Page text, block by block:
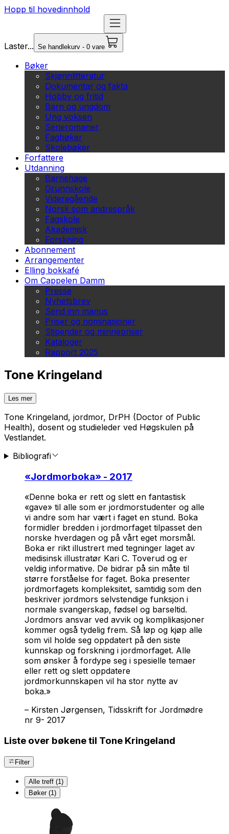
Hopp til hovedinnhold
Laster... Se handlekurv - 0 vare
Bøker
Skjønnlitteratur
Dokumentar og fakta
Hobby og fritid
Barn og ungdom
Ung voksen
Serieromaner
Fagbøker
Skolebøker
Forfattere
Utdanning
Barnehage
Grunnskole
Videregående
Norsk som andrespråk
Fagskole
Akademisk
Forskning
Abonnement
Arrangementer
Elling bokkafé
Om Cappelen Damm
Presse
Nyhetsbrev
Send inn manus
Priser og nominasjoner
Stipender og minnepriser
Kataloger
Rapport 2025
Tone Kringeland
Les mer
Tone Kringeland, jordmor, DrPH (Doctor of Public
Health), dosent og studieleder ved Høgskulen på
Vestlandet.
Bibliografi
«Jordmorboka» - 2017
«Denne boka er rett og slett en fantastisk
«gave» til alle som er jordmorstudenter og alle
vi andre som har vært i faget en stund. Boka
formidler bredden i jordmorfaget tilpasset den
norske hverdagen og på vårt eget morsmål.
Boka er rikt illustrert med tegninger laget av
medisinsk illustratør Kari C. Toverud og er
veldig informative. De bidrar på sin måte til
større forståelse for faget. Boka presenter
jordmorfagets kompleksitet, samtidig som den
beskriver jordmors selvstendige funksjon i
normale svangerskap, fødsel og barseltid.
Jordmors ansvar ved avvik og komplikasjoner
kommer også tydelig frem. Så løp og kjøp alle
som vil holde seg oppdatert på den siste
kunnskap og forskning i jordmorfaget. Alle
som ønsker å fordype seg i spesielle temaer
eller rett og slett oppdatere
jordmorkunnskapen vil ha stor nytte av
boka.»
– Kirsten Jørgensen, Tidsskrift for Jordmødre
nr 9- 2017
Liste over bøkene til Tone Kringeland
Filter
Alle treff (1)
Bøker (1)